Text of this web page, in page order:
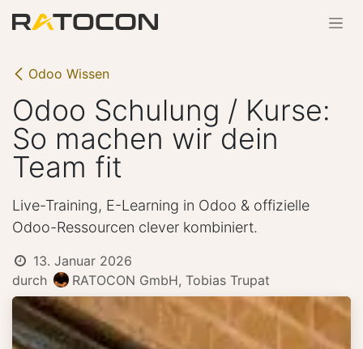
Odoo Wissen
Odoo Schulung / Kurse:
So machen wir dein
Team fit
Live-Training, E-Learning in Odoo & offizielle
Odoo-Ressourcen clever kombiniert.
13. Januar 2026
durch
RATOCON GmbH, Tobias Trupat